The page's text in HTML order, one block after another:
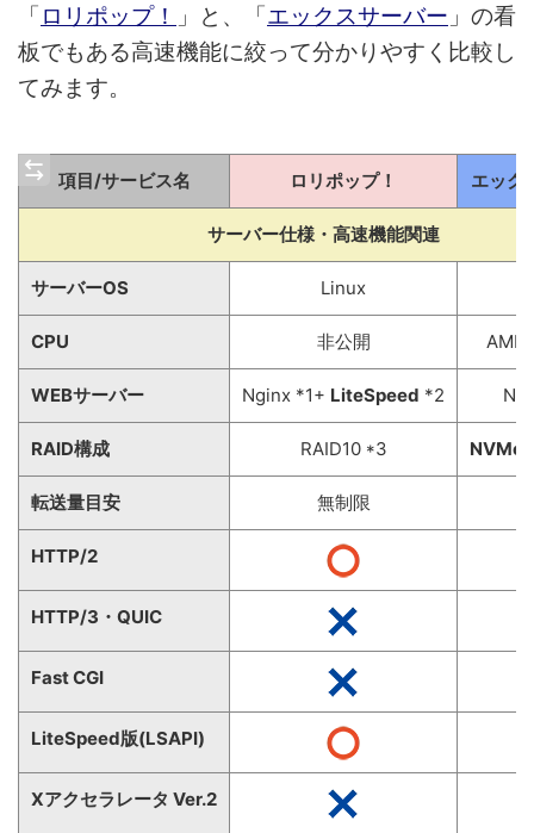
「 ロリポップ！ 」と、「エックスサーバー 」の看
板でもある高速機能に絞って分かりやすく比較し
てみます。
項目/サービス名 ロリポップ！ エック
サーバー仕様・高速機能関連
サーバーOS Linux
CPU 非公開 AMD
WEBサーバー Nginx *1+ LiteSpeed *2
RAID構成 RAID10 *3 NVMe
転送量目安 無制限
HTTP/2
HTTP/3・QUIC
Fast CGI
LiteSpeed版(LSAPI)
Xアクセラレータ Ver.2